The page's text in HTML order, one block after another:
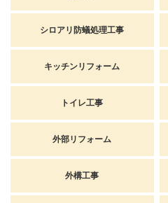
シロアリ防蟻処理工事
キッチンリフォーム
トイレ工事
外部リフォーム
外構工事